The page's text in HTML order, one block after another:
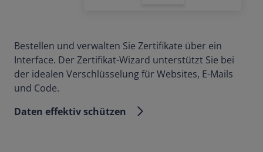
Bestellen und verwalten Sie Zertifikate über ein
Interface. Der Zertifikat-Wizard unterstützt Sie bei
der idealen Verschlüsselung für Websites, E-Mails
und Code.
Daten effektiv schützen